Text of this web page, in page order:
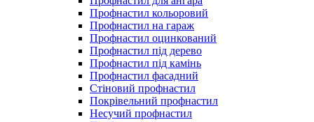
Профнастил кольоровий
Профнастил на гараж
Профнастил оцинкований
Профнастил під дерево
Профнастил під камінь
Профнастил фасадний
Стіновий профнастил
Покрівельний профнастил
Несучий профнастил